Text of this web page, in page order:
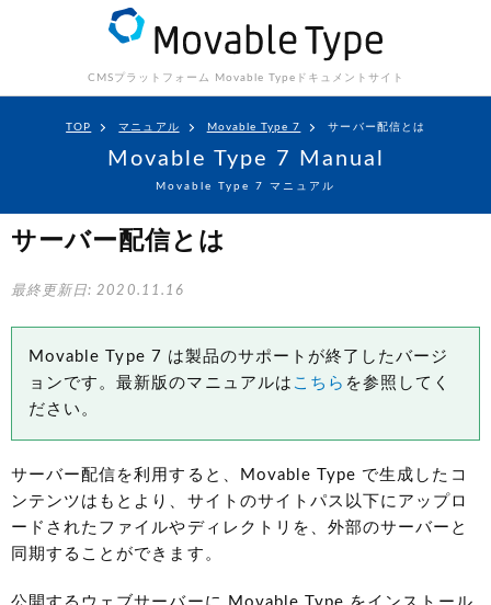
CMSプラットフォーム Movable Type ドキュメントサイト
TOP マニュアル Movable Type 7 サーバー配信とは
Movable Type 7 Manual
Movable Type 7 マニュアル
サーバー配信とは
最終更新日: 2020.11.16
Movable Type 7 は製品のサポートが終了したバージ
ョンです。最新版のマニュアルは こちら を参照してく
ださい。
サーバー配信を利用すると、Movable Type で生成したコ
ンテンツはもとより、サイトのサイトパス以下にアップロ
ードされたファイルやディレクトリを、外部のサーバーと
同期することができます。